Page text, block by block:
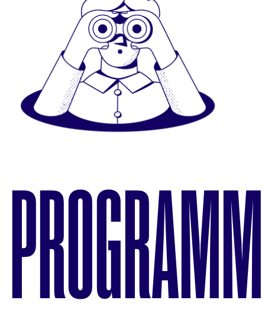
PROGRAMM